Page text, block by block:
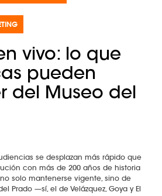
vivo: lo que
pueden
del Museo del
se desplazan más rápido que
con más de 200 años de historia
solo mantenerse vigente, sino de
Prado —sí, el de Velázquez, Goya y El